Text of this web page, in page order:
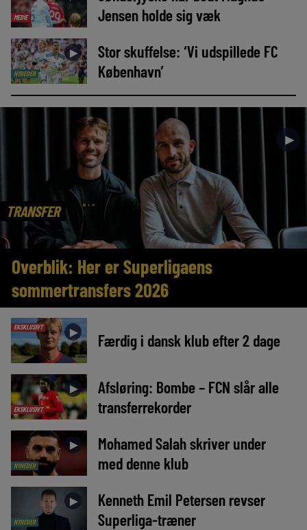
MEDIE
Jensen holde sig væk
NYHEDER
►
Stor skuffelse: ‘Vi udspillede FC
København’
TRANSFER
►
Overblik: Her er Superligaens
sommertransfers 2026
EKSKLUSIVT ► Færdig i dansk klub efter 2 dage
EKSKLUSIVT
►
Afsløring: Bombe – FCN slår alle
transferrekorder
NYHEDER
►
Mohamed Salah skriver under
med denne klub
NYHEDER
►
Kenneth Emil Petersen revser
Superliga-træner